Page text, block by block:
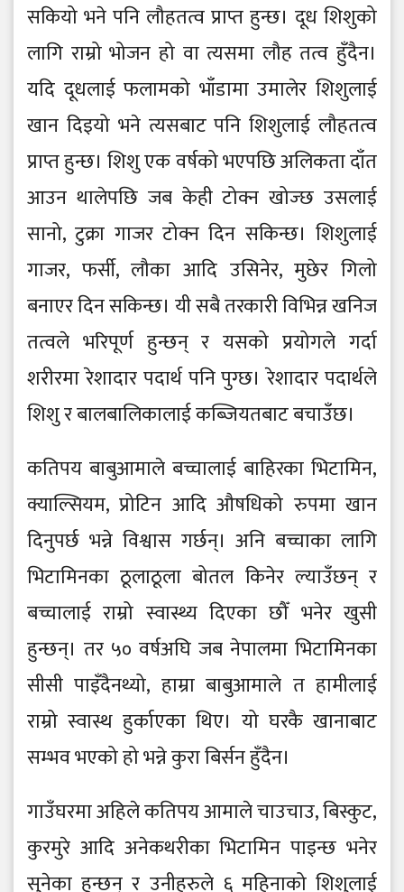
सकियो भने पनि लौहतत्व प्राप्त हुन्छ। दूध शिशुको
लागि राम्रो भोजन हो वा त्यसमा लौह तत्व हुँदैन।
यदि दूधलाई फलामको भाँडामा उमालेर शिशुलाई
खान दिइयो भने त्यसबाट पनि शिशुलाई लौहतत्व
प्राप्त हुन्छ। शिशु एक वर्षको भएपछि अलिकता दाँत
आउन थालेपछि जब केही टोक्न खोज्छ उसलाई
सानो, टुक्रा गाजर टोक्न दिन सकिन्छ। शिशुलाई
गाजर, फर्सी, लौका आदि उसिनेर, मुछेर गिलो
बनाएर दिन सकिन्छ। यी सबै तरकारी विभिन्न खनिज
तत्वले भरिपूर्ण हुन्छन् र यसको प्रयोगले गर्दा
शरीरमा रेशादार पदार्थ पनि पुग्छ। रेशादार पदार्थले
शिशु र बालबालिकालाई कब्जियतबाट बचाउँछ।
कतिपय बाबुआमाले बच्चालाई बाहिरका भिटामिन,
क्याल्सियम, प्रोटिन आदि औषधिको रुपमा खान
दिनुपर्छ भन्ने विश्वास गर्छन्। अनि बच्चाका लागि
भिटामिनका ठूलाठूला बोतल किनेर ल्याउँछन् र
बच्चालाई राम्रो स्वास्थ्य दिएका छौँ भनेर खुसी
हुन्छन्। तर ५० वर्षअघि जब नेपालमा भिटामिनका
सीसी पाइँदैनथ्यो, हाम्रा बाबुआमाले त हामीलाई
राम्रो स्वास्थ हुर्काएका थिए। यो घरकै खानाबाट
सम्भव भएको हो भन्ने कुरा बिर्सन हुँदैन।
गाउँघरमा अहिले कतिपय आमाले चाउचाउ, बिस्कुट,
कुरमुरे आदि अनेकथरीका भिटामिन पाइन्छ भनेर
सुनेका हुन्छन् र उनीहरुले ६ महिनाको शिशुलाई